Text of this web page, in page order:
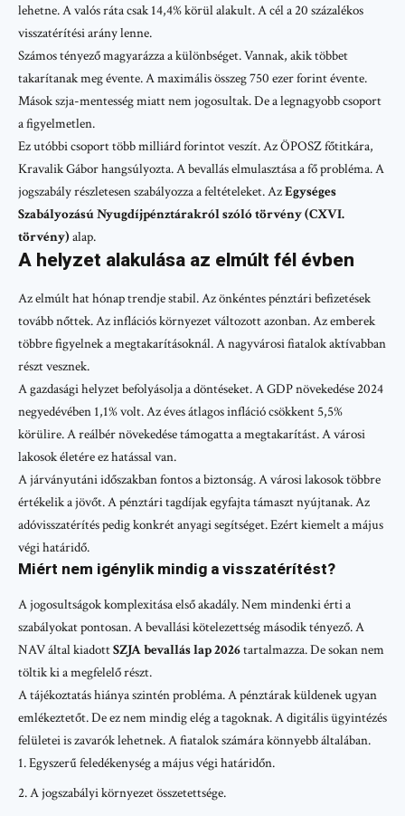
lehetne. A valós ráta csak 14,4% körül alakult. A cél a 20 százalékos
visszatérítési arány lenne.
Számos tényező magyarázza a különbséget. Vannak, akik többet
takarítanak meg évente. A maximális összeg 750 ezer forint évente.
Mások szja-mentesség miatt nem jogosultak. De a legnagyobb csoport
a figyelmetlen.
Ez utóbbi csoport több milliárd forintot veszít. Az ÖPOSZ főtitkára,
Kravalik Gábor hangsúlyozta. A bevallás elmulasztása a fő probléma. A
jogszabály részletesen szabályozza a feltételeket. AzEgységes
Szabályozású Nyugdíjpénztárakról szóló törvény (CXVI.
törvény) alap.
A helyzet alakulása az elmúlt fél évben
Az elmúlt hat hónap trendje stabil. Az önkéntes pénztári befizetések
tovább nőttek. Az inflációs környezet változott azonban. Az emberek
többre figyelnek a megtakarításoknál. A nagyvárosi fiatalok aktívabban
részt vesznek.
A gazdasági helyzet befolyásolja a döntéseket. A GDP növekedése 2024
negyedévében 1,1% volt. Az éves átlagos infláció csökkent 5,5%
körülire. A reálbér növekedése támogatta a megtakarítást. A városi
lakosok életére ez hatással van.
A járványutáni időszakban fontos a biztonság. A városi lakosok többre
értékelik a jövőt. A pénztári tagdíjak egyfajta támaszt nyújtanak. Az
adóvisszatérítés pedig konkrét anyagi segítséget. Ezért kiemelt a május
végi határidő.
Miért nem igénylik mindig a visszatérítést?
A jogosultságok komplexitása első akadály. Nem mindenki érti a
szabályokat pontosan. A bevallási kötelezettség második tényező. A
NAV által kiadottSZJA bevallás lap 2026tartalmazza. De sokan nem
töltik ki a megfelelő részt.
A tájékoztatás hiánya szintén probléma. A pénztárak küldenek ugyan
emlékeztetőt. De ez nem mindig elég a tagoknak. A digitális ügyintézés
felületei is zavarók lehetnek. A fiatalok számára könnyebb általában.
Egyszerű feledékenység a május végi határidőn.
A jogszabályi környezet összetettsége.